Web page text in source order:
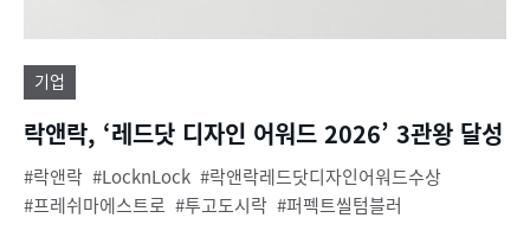
기업
락앤락, ‘레드닷 디자인 어워드 2026’ 3관왕 달성
락앤락 LocknLock
락앤락레드닷디자인어워드수상
프레쉬마에스트로
투고도시락
퍼펙트씰텀블러